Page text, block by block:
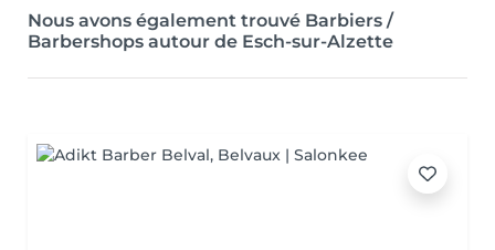
Nous avons également trouvé Barbiers /
Barbershops autour de Esch-sur-Alzette